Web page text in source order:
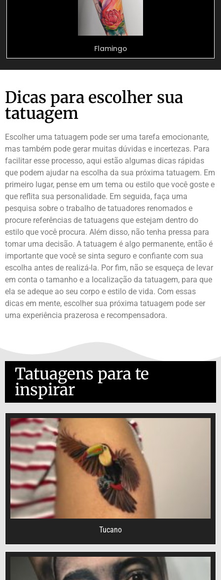
Flamingo
Dicas para escolher sua
tatuagem
Escolher uma tatuagem pode ser uma tarefa emocionante,
mas também pode gerar muitas dúvidas e incertezas. Para
facilitar esse processo, aqui estão algumas dicas rápidas
que podem ajudar na escolha da sua próxima tatuagem. Em
primeiro lugar, pense em um tema ou estilo que você goste e
que reflita sua personalidade. Em seguida, faça uma
pesquisa sobre o trabalho de tatuadores renomados e
procure referências de tatuagens que estejam dentro do
estilo que você procura. Além disso, não tenha pressa para
tomar uma decisão. A tatuagem é algo permanente, então é
importante que você se sinta seguro e confiante com sua
escolha antes de realizá-la. Por fim, não se esqueça de levar
em conta o tamanho e a localização da tatuagem, para que
ela se adeque ao seu corpo e estilo de vida. Com essas
dicas em mente, escolher sua próxima tatuagem pode ser
uma experiência prazerosa e recompensadora.
Tatuagens para te
inspirar
Tucano